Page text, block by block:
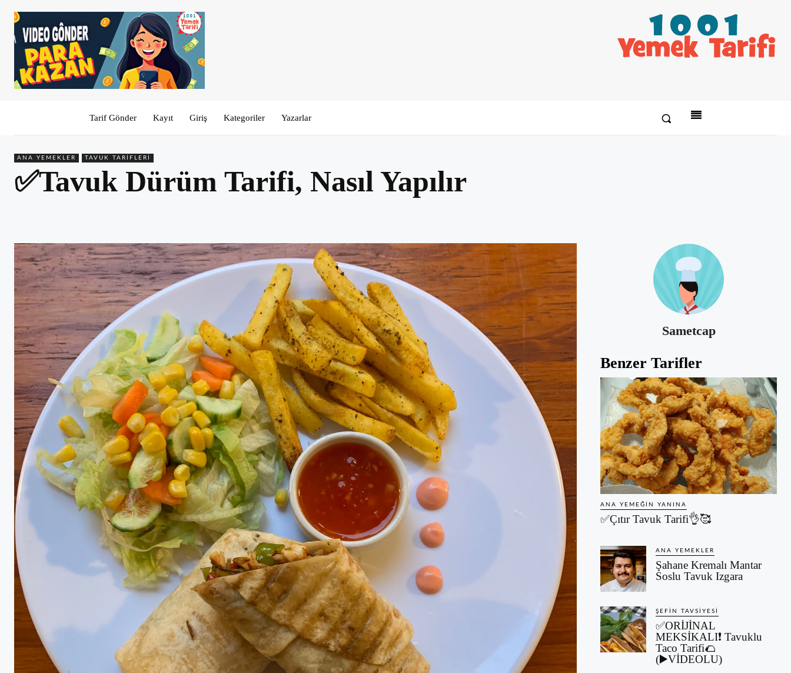
Tarif Gönder Kayıt Giriş Kategoriler Yazarlar
ANA YEMEKLER TAVUK TARIFLERI
✅Tavuk Dürüm Tarifi, Nasıl Yapılır
Sametcap
Benzer Tarifler
ANA YEMEĞIN YANINA
✅Çıtır Tavuk Tarifi👌🥰
ANA YEMEKLER
Şahane Kremalı Mantar
Soslu Tavuk Izgara
ŞEFIN TAVSIYESI
✅ORİJİNAL
MEKSİKALI❗ Tavuklu
Taco Tarifi🌮
(▶️VİDEOLU)